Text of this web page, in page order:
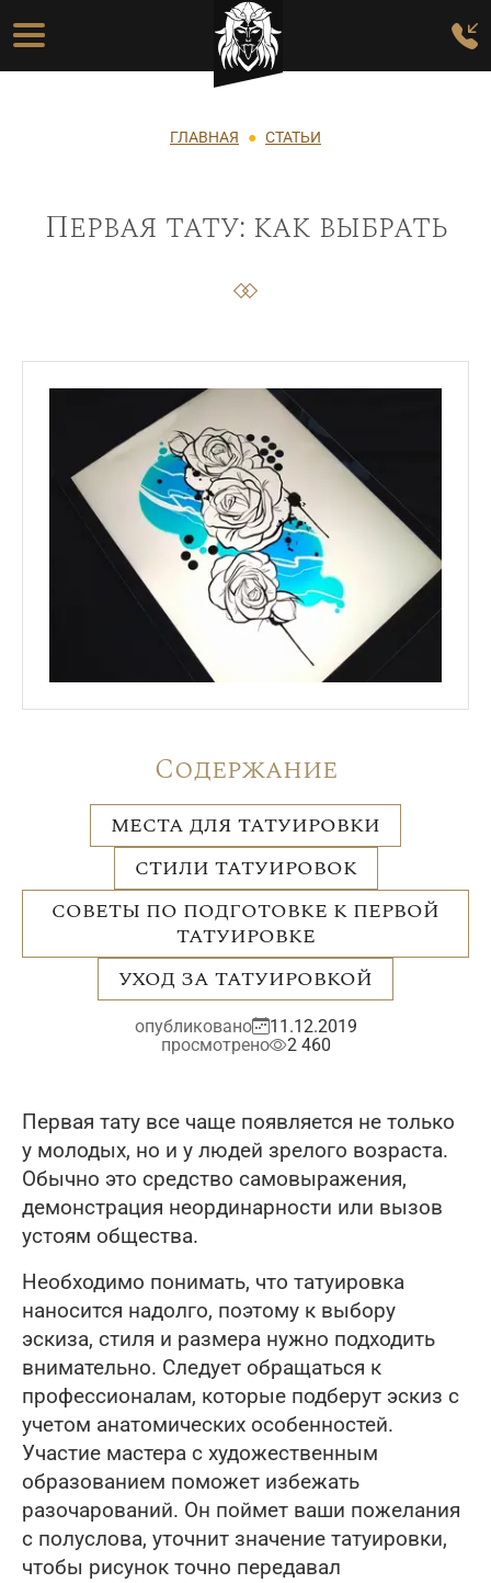
Перейти к основному содержанию
Основная навигация
Строка навигации
ГЛАВНАЯ СТАТЬИ
Первая тату: как выбрать
Содержание
МЕСТА ДЛЯ ТАТУИРОВКИ
СТИЛИ ТАТУИРОВОК
СОВЕТЫ ПО ПОДГОТОВКЕ К ПЕРВОЙ
ТАТУИРОВКЕ
УХОД ЗА ТАТУИРОВКОЙ
опубликовано
11.12.2019
просмотрено
2 460
Первая тату все чаще появляется не только
у молодых, но и у людей зрелого возраста.
Обычно это средство самовыражения,
демонстрация неординарности или вызов
устоям общества.
Необходимо понимать, что татуировка
наносится надолго, поэтому к выбору
эскиза, стиля и размера нужно подходить
внимательно. Следует обращаться к
профессионалам, которые подберут эскиз с
учетом анатомических особенностей.
Участие мастера с художественным
образованием поможет избежать
разочарований. Он поймет ваши пожелания
с полуслова, уточнит значение татуировки,
чтобы рисунок точно передавал